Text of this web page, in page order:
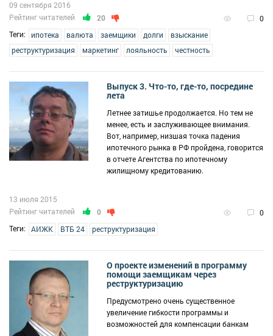
Рейтинг читателей 20 0
09 сентября 2016
Теги: ипотека валюта заемщики долги
взыскание
реструктуризация
маркетинг лояльность честность
Выпуск 3. Что-то, где-то, посредине
лета
Летнее затишье продолжается. Но тем не
менее, есть и заслуживающее внимания.
Вот, например, низшая точка падения
ипотечного рынка в РФ пройдена, говорится
в отчете Агентства по ипотечному
жилищному кредитованию.
Рейтинг читателей 0 0
13 июля 2015
Теги: АИЖК ВТБ 24 реструктуризация
О проекте изменений в программу
помощи заемщикам через
реструктуризацию
Предусмотрено очень существенное
увеличение гибкости программы и
возможностей для компенсации банкам